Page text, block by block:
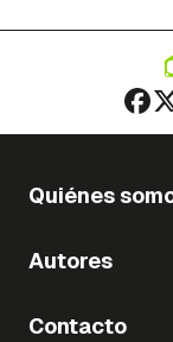
Quiénes
Autores
Contacto